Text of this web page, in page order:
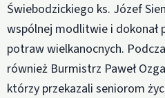
Świebodzickiego ks. Józef
wspólnej modlitwie i dokonał
potraw wielkanocnych.
również Burmistrz Paweł
którzy przekazali seniorom